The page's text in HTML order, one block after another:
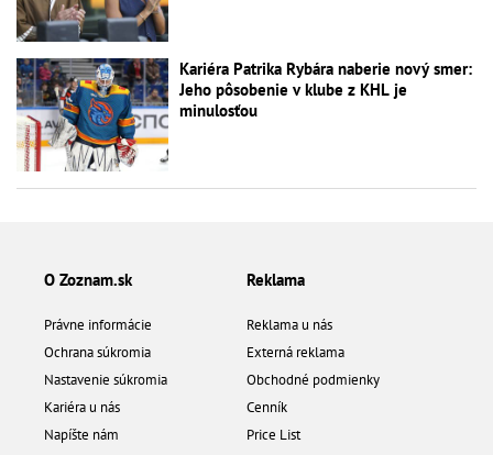
Kariéra Patrika Rybára naberie nový smer:
Jeho pôsobenie v klube z KHL je
minulosťou
O Zoznam.sk
Právne informácie
Ochrana súkromia
Nastavenie súkromia
Kariéra u nás
Napíšte nám
Reklama
Reklama u nás
Externá reklama
Obchodné podmienky
Cenník
Price List